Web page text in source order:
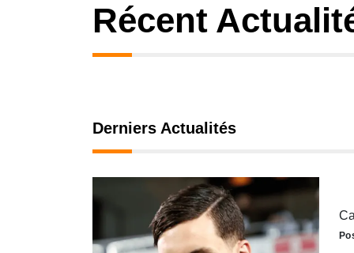
Récent
Derniers Actualités